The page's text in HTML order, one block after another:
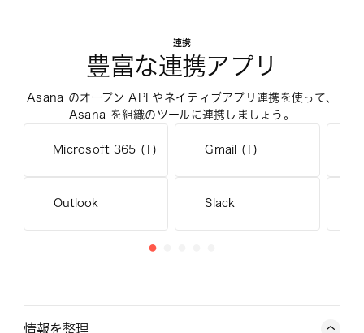
連携
豊富な連携アプリ
Asana のオープン API やネイティブアプリ連携を使って、
Asana を組織のツールに連携しましょう。
Microsoft 365 (1)
Outlook
Gmail (1)
Slack
情報を整理